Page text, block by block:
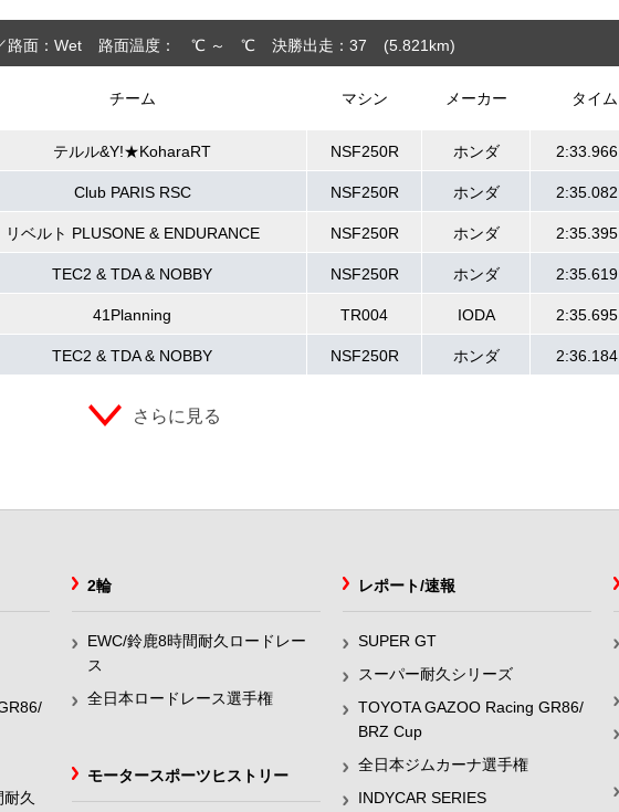
路面：Wet 路面温度： ℃ ～ ℃ 決勝出走：37 (5.821 km)
チーム マシン メーカー タイム
テルル&Y!★KoharaRT NSF250R ホンダ 2:33.966
Club PARIS RSC NSF250R ホンダ 2:35.082
リベルト PLUSONE & ENDURANCE NSF250R ホンダ 2:35.395
TEC2 & TDA & NOBBY NSF250R ホンダ 2:35.619
41Planning TR004 IODA 2:35.695
TEC2 & TDA & NOBBY NSF250R ホンダ 2:36.184
さらに見る
久
2輪
EWC/鈴鹿8時間耐久ロードレー
ス
全日本ロードレース選手権
レポート/速報
SUPER GT
スーパー耐久シリーズ
TOYOTA GAZOO Racing GR86/
BRZ Cup
全日本ジムカーナ選手権
INDYCAR SERIES
モータースポーツヒストリー